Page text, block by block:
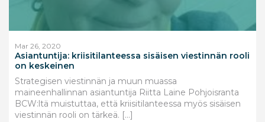
Mar 26, 2020
Asiantuntija: kriisitilanteessa sisäisen viestinnän rooli
on keskeinen
Strategisen viestinnän ja muun muassa
maineenhallinnan asiantuntija Riitta Laine Pohjoisranta
BCW:ltä muistuttaa, että kriisitilanteessa myös sisäisen
viestinnän rooli on tärkeä. […]